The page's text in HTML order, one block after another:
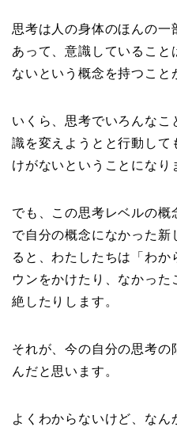
思考は人の身体のほんの
あって、意識していること
ないという概念を持つこと
いくら、思考でいろんなこ
識を変えようとと行動して
けがないということになり
でも、この思考レベルの概
で自分の概念になかった新
ると、わたしたちは「わ
ウンをかけたり、なかっ
絶したりします。
それが、今の自分の思考の
んだと思います。
よくわからないけど、なん